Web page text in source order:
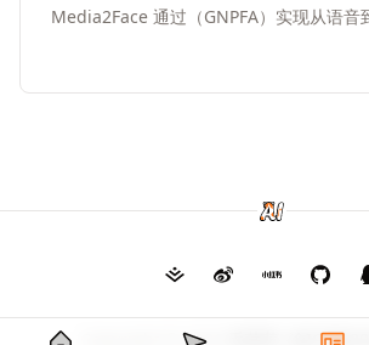
Media2Face 通过（GNPFA）实现从语音
Copyright © 2026 渝ICP备